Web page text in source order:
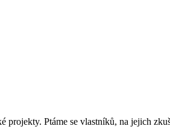
projekty. Ptáme se vlastníků, na jejich